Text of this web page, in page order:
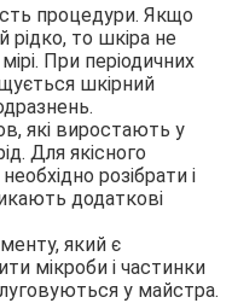
процедури. Якщо
то шкіра не
При періодичних
шкірний
які виростають у
Для якісного
розібрати і
додаткові
який є
мікроби і частинки
у майстра.